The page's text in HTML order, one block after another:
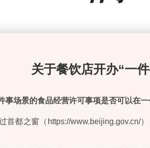
关于餐饮店开办“一
事场景的食品经营许可事项是否可以在
首都之窗（https://www.beijing.gov.cn/